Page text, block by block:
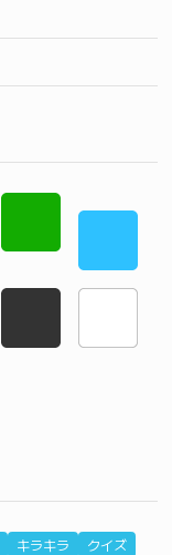
キラキラ
クイズ